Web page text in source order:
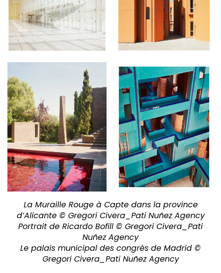
La Muraille Rouge à Capte dans la province
d’Alicante © Gregori Civera_Pati Nuñez Agency
Portrait de Ricardo Bofill © Gregori Civera_Pati
Nuñez Agency
Le palais municipal des congrès de Madrid ©
Gregori Civera_Pati Nuñez Agency